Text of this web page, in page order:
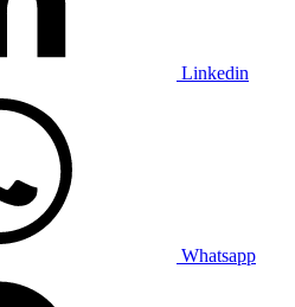
Linkedin
Whatsapp